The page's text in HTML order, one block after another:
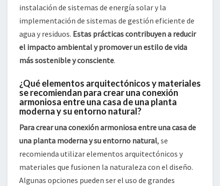
instalación de sistemas de energía solar y la
implementación de sistemas de gestión eficiente de
agua y residuos. Estas prácticas contribuyen a reducir
el impacto ambiental y promover un estilo de vida
más sostenible y consciente.
¿Qué elementos arquitectónicos y materiales
se recomiendan para crear una conexión
armoniosa entre una casa de una planta
moderna y su entorno natural?
Para crear una conexión armoniosa entre una casa de
una planta moderna y su entorno natural, se
recomienda utilizar elementos arquitectónicos y
materiales que fusionen la naturaleza con el diseño.
Algunas opciones pueden ser el uso de grandes